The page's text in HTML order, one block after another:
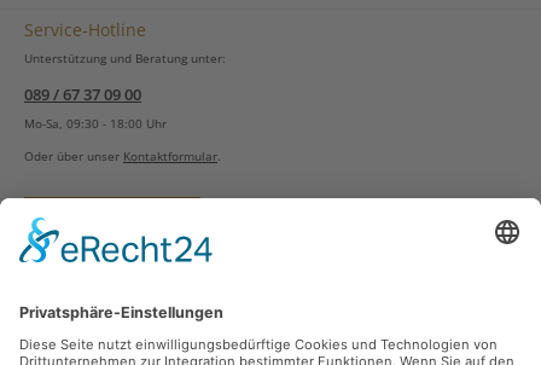
Service-Hotline
Unterstützung und Beratung unter:
089 / 67 37 09 00
Mo-Sa, 09:30 - 18:00 Uhr
Oder über unser Kontaktformular.
Vertrag widerrufen
Zahlungsarten